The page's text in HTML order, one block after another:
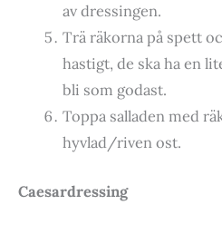
av dressingen.
Trä räkorna på spett
hastigt, de ska ha en
bli som godast.
Toppa salladen med
hyvlad/riven ost.
Caesardressing